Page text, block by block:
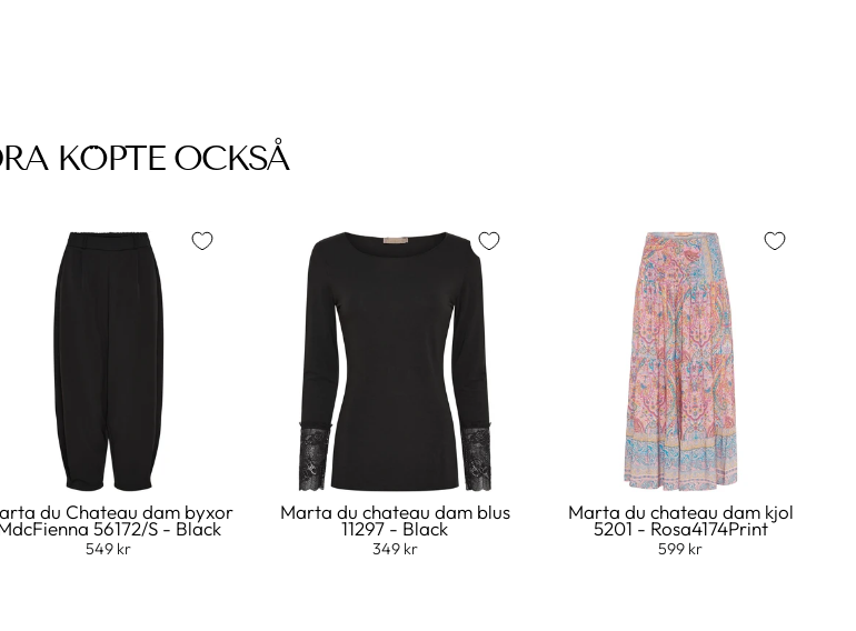
KÖPTE OCKSÅ
du Chateau dam byxor
56172/S - Black
549 kr
Marta du chateau dam blus
11297 - Black
349 kr
Marta du chateau dam kjol
5201 - Rosa4174Print
599 kr